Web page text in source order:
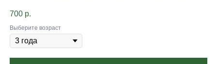
700 р.
Выберите возраст